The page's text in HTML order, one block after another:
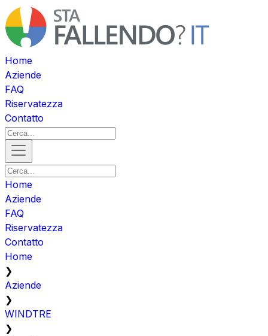
Home
Aziende
FAQ
Riservatezza
Contatto
Home
Aziende
FAQ
Riservatezza
Contatto
Home
❯
Aziende
❯
WINDTRE
❯